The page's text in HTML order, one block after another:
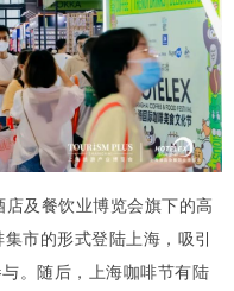
店及餐饮业博览会旗下的高
市的形式登陆上海，吸引
。随后，上海咖啡节有陆